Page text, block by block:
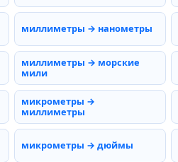
миллиметры → нанометры
миллиметры → морские
мили
микрометры →
миллиметры
микрометры → дюймы